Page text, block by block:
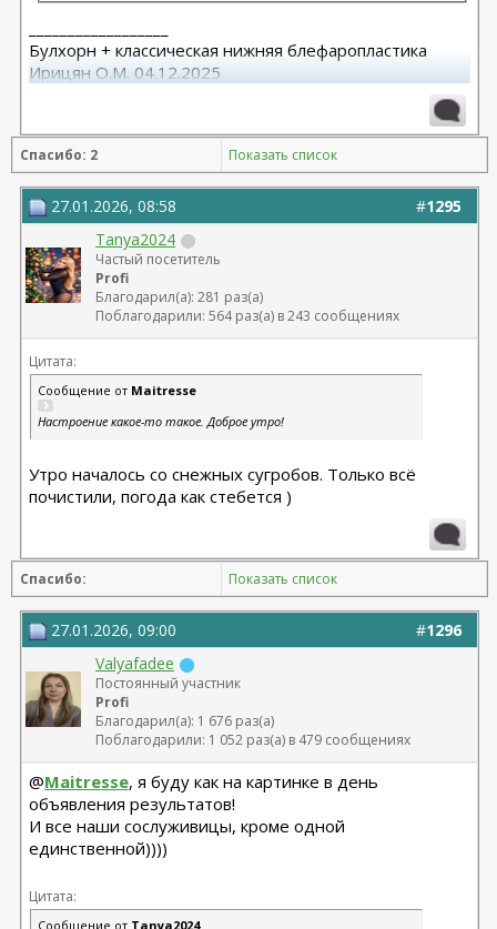
Булхорн + классическая нижняя блефаропластика
Ирицян О.М. 04.12.2025
Расширенная абдоминопластика + липосакция 360 +
липофилинг средней трети лица Назоев К.В.
22.04.2026
Спасибо: 2 Показать список
#1295
27.01.2026, 08:58
Tanya2024
Частый посетитель
Profi
Благодарил(а): 281 раз(а)
Поблагодарили: 564 раз(а) в 243 сообщениях
Цитата:
Сообщение от Maitresse
Настроение какое-то такое. Доброе утро!
Утро началось со снежных сугробов. Только всё
почистили, погода как стебется )
Спасибо: Показать список
#1296
27.01.2026, 09:00
Valyafadee
Постоянный участник
Profi
Благодарил(а): 1 676 раз(а)
Поблагодарили: 1 052 раз(а) в 479 сообщениях
@Maitresse, я буду как на картинке в день
объявления результатов!
И все наши сослуживицы, кроме одной
единственной))))
Цитата:
Сообщение от Tanya2024